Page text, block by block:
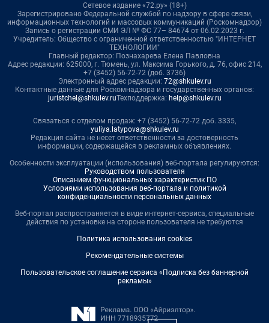
Сетевое издание «72.ру» (18+)
Зарегистрировано Федеральной службой по надзору в сфере связи,
информационных технологий и массовых коммуникаций (Роскомнадзор)
Запись о регистрации СМИ ЭЛ № ФС 77– 84674 от 06.02.2023 г.
Учредитель: Общество с ограниченной ответственностью "ИНТЕРНЕТ
ТЕХНОЛОГИИ"
Главный редактор: Познахарева Елена Павловна
Адрес редакции: 625000, г. Тюмень, ул. Максима Горького, д. 76, офис 214,
+7 (3452) 56-72-72 (доб. 3736)
Электронный адрес редакции: 72@shkulev.ru
Контактные данные для Роскомнадзора и государственных органов:
juristchel@shkulev.ruТехподдержка: help@shkulev.ru
Связаться с отделом продаж: +7 (3452) 56-72-72 доб. 3335,
yuliya.latypova@shkulev.ru
Редакция сайта не несет ответственности за достоверность
информации, содержащейся в рекламных объявлениях.
Особенности эксплуатации (использования) веб-портала регулируются:
Руководством пользователя
Описанием функциональных характеристик ПО
Условиями использования веб-портала и политикой
конфиденциальности персональных данных
Веб-портал распространяется в виде интернет-сервиса, специальные
действия по установке на стороне пользователя не требуются
Политика использования cookies
Рекомендательные системы
Пользовательское соглашение сервиса «Подписка без баннерной
рекламы»